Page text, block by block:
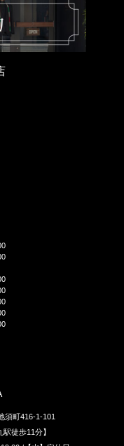
町416-1-101
徒歩11分】